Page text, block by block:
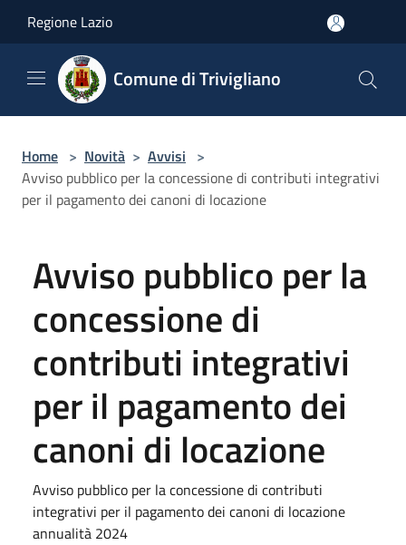
Regione Lazio
Comune di Trivigliano
Home > Novità > Avvisi >
Avviso pubblico per la concessione di contributi integrativi
per il pagamento dei canoni di locazione
Avviso pubblico per la
concessione di
contributi integrativi
per il pagamento dei
canoni di locazione
Avviso pubblico per la concessione di contributi
integrativi per il pagamento dei canoni di locazione
annualità 2024